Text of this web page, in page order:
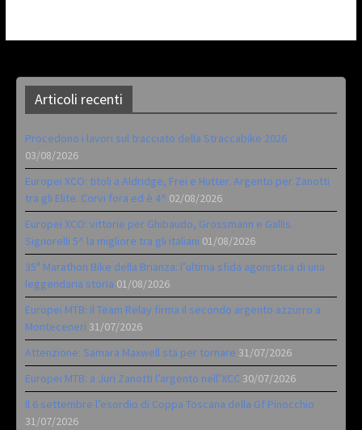
Articoli recenti
Procedono i lavori sul tracciato della Straccabike 2026
03/08/2026
Europei XCO: titoli a Aldridge, Frei e Hutter. Argento per Zanotti
tra gli Elite. Corvi fora ed è 4^ 02/08/2026
Europei XCO: vittorie per Ghibaudo, Grossmann e Gallis.
Signorelli 5^ la migliore tra gli italiani 01/08/2026
35ª Marathon Bike della Brianza: l’ultima sfida agonistica di una
leggendaria storia 01/08/2026
Europei MTB: il Team Relay firma il secondo argento azzurro a
Monteceneri 31/07/2026
Attenzione: Samara Maxwell sta per tornare 31/07/2026
Europei MTB: a Juri Zanotti l’argento nell’XCC 30/07/2026
Il 6 settembre l’esordio di Coppa Toscana della Gf Pinocchio
31/07/2026